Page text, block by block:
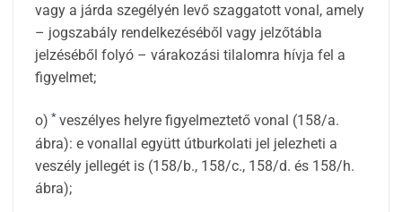
vagy a járda szegélyén levő szaggatott vonal, amely
– jogszabály rendelkezéséből vagy jelzőtábla
jelzéséből folyó – várakozási tilalomra hívja fel a
figyelmet;
o) * veszélyes helyre figyelmeztető vonal (158/a.
ábra): e vonallal együtt útburkolati jel jelezheti a
veszély jellegét is (158/b., 158/c., 158/d. és 158/h.
ábra);